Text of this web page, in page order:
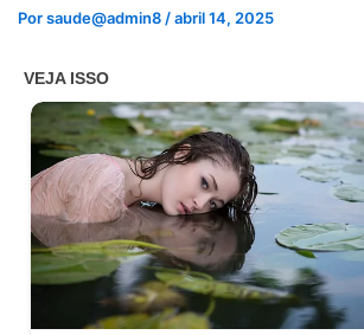
Porsaude@admin8/abril 14, 2025